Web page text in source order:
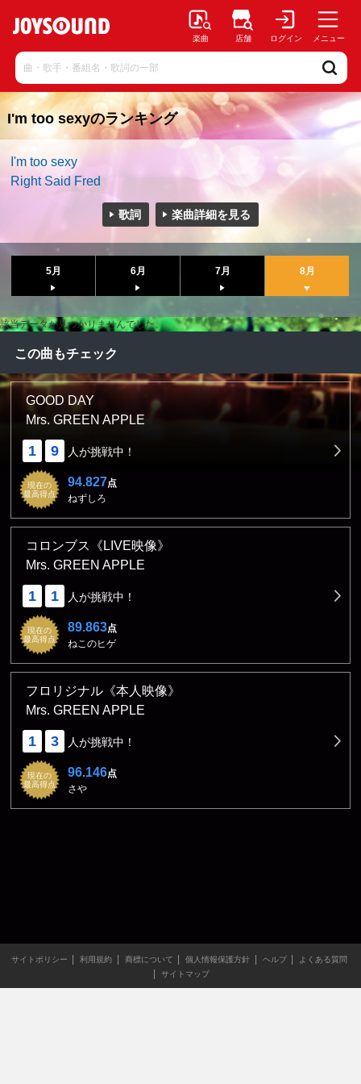
楽曲 店舗 ログイン メニュー
I'm too sexyのランキング
I'm too sexy
Right Said Fred
歌詞 楽曲詳細を見る
5月 6月 7月 8月
該当データが見つかりませんでした。
この曲もチェック
GOOD DAY
Mrs. GREEN APPLE
1 9 人が挑戦中！
現在の
最高得点
94.827点
ねずしろ
コロンブス《LIVE映像》
Mrs. GREEN APPLE
1 1 人が挑戦中！
現在の
最高得点
89.863点
ねこのヒゲ
フロリジナル《本人映像》
Mrs. GREEN APPLE
1 3 人が挑戦中！
現在の
最高得点
96.146点
さや
サイトポリシー 利用規約 商標について 個人情報保護方針 ヘルプ
よくある質問
サイトマップ